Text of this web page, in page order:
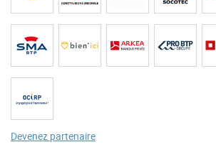
Devenez partenaire